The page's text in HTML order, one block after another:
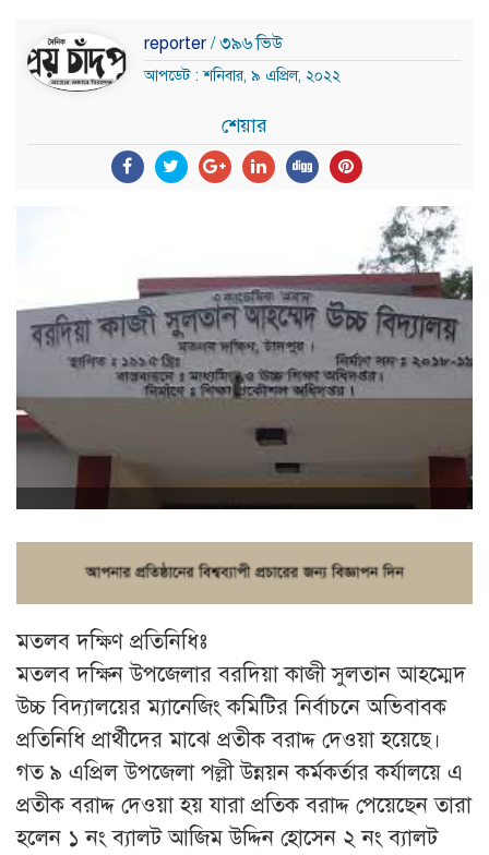
reporter / ৩৯৬ ভিউ
আপডেট : শনিবার, ৯ এপ্রিল, ২০২২
শেয়ার
মতলব দক্ষিণ প্রতিনিধিঃ
মতলব দক্ষিন উপজেলার বরদিয়া কাজী সুলতান আহম্মেদ
উচ্চ বিদ্যালয়ের ম্যানেজিং কমিটির নির্বাচনে অভিবাবক
প্রতিনিধি প্রার্থীদের মাঝে প্রতীক বরাদ্দ দেওয়া হয়েছে।
গত ৯ এপ্রিল উপজেলা পল্লী উন্নয়ন কর্মকর্তার কর্যালয়ে এ
প্রতীক বরাদ্দ দেওয়া হয় যারা প্রতিক বরাদ্দ পেয়েছেন তারা
হলেন ১ নং ব্যালট আজিম উদ্দিন হোসেন ২ নং ব্যালট